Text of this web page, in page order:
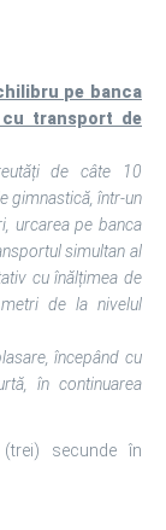
pe banca
transport de
de câte 10
gimnastică, într-un
urcarea pe banca
simultan al
cu înălțimea de
de la nivelul
începând cu
în continuarea
secunde în